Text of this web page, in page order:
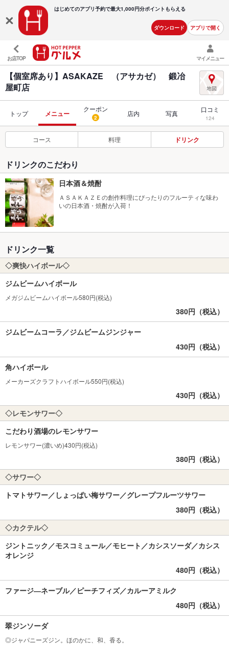
はじめてのアプリ予約で最大1,000円分ポイントもらえる
ダウンロード アプリで開く
お店TOP マイメニュー
【個室席あり】ASAKAZE （アサカゼ） 鍛冶
屋町店
トップ メニュー
クーポン
2 店内 写真 口コミ
124
コース 料理 ドリンク
ドリンクのこだわり
日本酒＆焼酎
ＡＳＡＫＡＺＥの創作料理にぴったりのフルーティな味わ
いの日本酒・焼酎が入荷！
ドリンク一覧
◇爽快ハイボール◇
ジムビームハイボール
メガジムビームハイボール580円(税込)
380円（税込）
ジムビームコーラ／ジムビームジンジャー
430円（税込）
角ハイボール
メーカーズクラフトハイボール550円(税込)
430円（税込）
◇レモンサワー◇
こだわり酒場のレモンサワー
レモンサワー(濃いめ)430円(税込)
380円（税込）
◇サワー◇
トマトサワー／しょっぱい梅サワー／グレープフルーツサワー
380円（税込）
◇カクテル◇
ジントニック／モスコミュール／モヒート／カシスソーダ／カシス
オレンジ
480円（税込）
ファージ―ネーブル／ピーチフィズ／カルーアミルク
480円（税込）
翠ジンソーダ
◎ジャパニーズジン。ほのかに、和、香る。